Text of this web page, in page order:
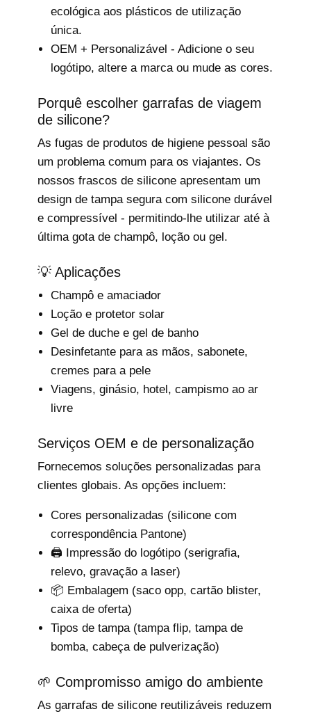
ecológica aos plásticos de utilização
única.
OEM + Personalizável - Adicione o seu
logótipo, altere a marca ou mude as cores.
Porquê escolher garrafas de viagem
de silicone?
As fugas de produtos de higiene pessoal são
um problema comum para os viajantes. Os
nossos frascos de silicone apresentam um
design de tampa segura com silicone durável
e compressível - permitindo-lhe utilizar até à
última gota de champô, loção ou gel.
💡 Aplicações
Champô e amaciador
Loção e protetor solar
Gel de duche e gel de banho
Desinfetante para as mãos, sabonete,
cremes para a pele
Viagens, ginásio, hotel, campismo ao ar
livre
Serviços OEM e de personalização
Fornecemos soluções personalizadas para
clientes globais. As opções incluem:
Cores personalizadas (silicone com
correspondência Pantone)
🖨️ Impressão do logótipo (serigrafia,
relevo, gravação a laser)
📦 Embalagem (saco opp, cartão blister,
caixa de oferta)
Tipos de tampa (tampa flip, tampa de
bomba, cabeça de pulverização)
🌱 Compromisso amigo do ambiente
As garrafas de silicone reutilizáveis reduzem